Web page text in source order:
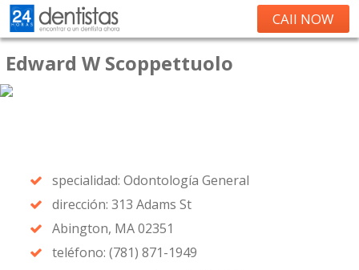
CAll NOW
Edward W Scoppettuolo
specialidad: Odontología General
dirección: 313 Adams St
Abington, MA 02351
teléfono: (781) 871-1949